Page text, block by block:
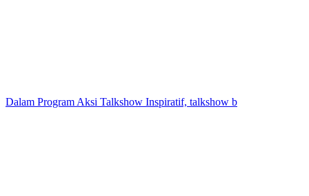
Dalam Program Aksi Talkshow Inspiratif, talkshow b